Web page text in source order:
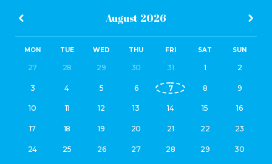
August 2026
MON TUE WED THU FRI SAT SUN
27 28 29 30 31 1 2
3 4 5 6 7 8 9
10 11 12 13 14 15 16
17 18 19 20 21 22 23
24 25 26 27 28 29 30